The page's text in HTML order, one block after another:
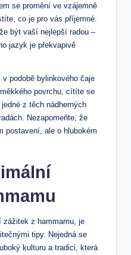
se⁣ promění ve vzájemně
co je pro ‍vás příjemné.
být vaší nejlepší radou –
jazyk⁣ je ​překvapivě
podobě bylinkového ​čaje
povrchu, cítíte se
z těch nádherných
⁤Nezapomeňte, že⁤
postavení, ale o hlubokém
z ⁤hammamu, ⁤je
tipy. Nejedná se​
kulturu a tradici, která